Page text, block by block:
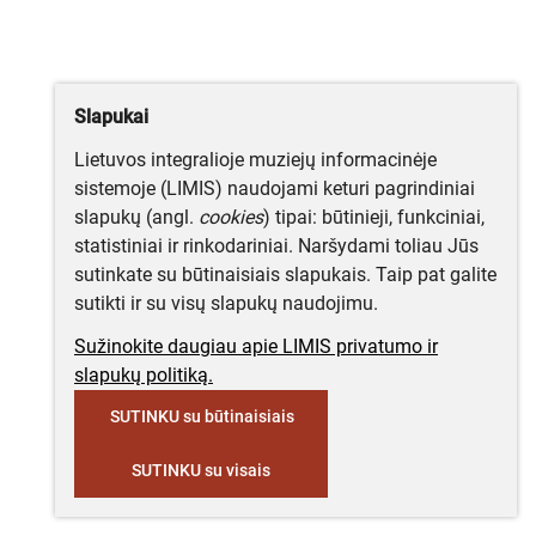
Slapukai
Lietuvos integralioje muziejų informacinėje
sistemoje (LIMIS) naudojami keturi pagrindiniai
slapukų (angl. cookies) tipai: būtinieji, funkciniai,
statistiniai ir rinkodariniai. Naršydami toliau Jūs
sutinkate su būtinaisiais slapukais. Taip pat galite
sutikti ir su visų slapukų naudojimu.
Sužinokite daugiau apie LIMIS privatumo ir
slapukų politiką.
SUTINKU su būtinaisiais
SUTINKU su visais